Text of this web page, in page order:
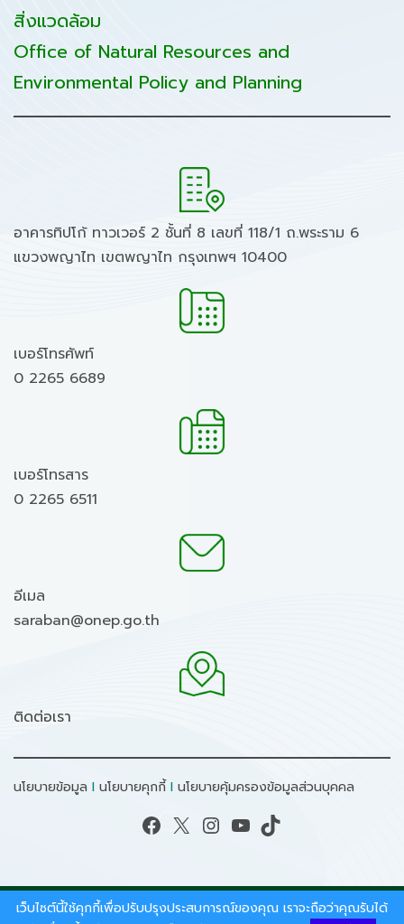
สิ่งแวดล้อม
Office of Natural Resources and
Environmental Policy and Planning
อาคารทิปโก้ ทาวเวอร์ 2 ชั้นที่ 8 เลขที่ 118/1 ถ.พระราม 6
แขวงพญาไท เขตพญาไท กรุงเทพฯ 10400
เบอร์โทรศัพท์
0 2265 6689
เบอร์โทรสาร
0 2265 6511
อีเมล
saraban@onep.go.th
ติดต่อเรา
นโยบายข้อมูล I นโยบายคุกกี้ I นโยบายคุ้มครองข้อมูลส่วนบุคคล
Facebook X Instagram YouTube TikTok
สงวนลิขสิทธิ์ © 2026 - สำนักงานนโยบายและแผน
เว็บไซต์นี้ใช้คุกกี้เพื่อปรับปรุงประสบการณ์ของคุณ เราจะถือว่าคุณรับได้